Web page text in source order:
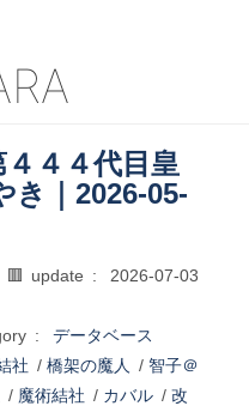
４４代目皇
き｜2026-05-
🟥 update :
2026-07-03
:
データベース
社 / 橋架の魔人 / 智子＠
/ 魔術結社 / カバル / 改